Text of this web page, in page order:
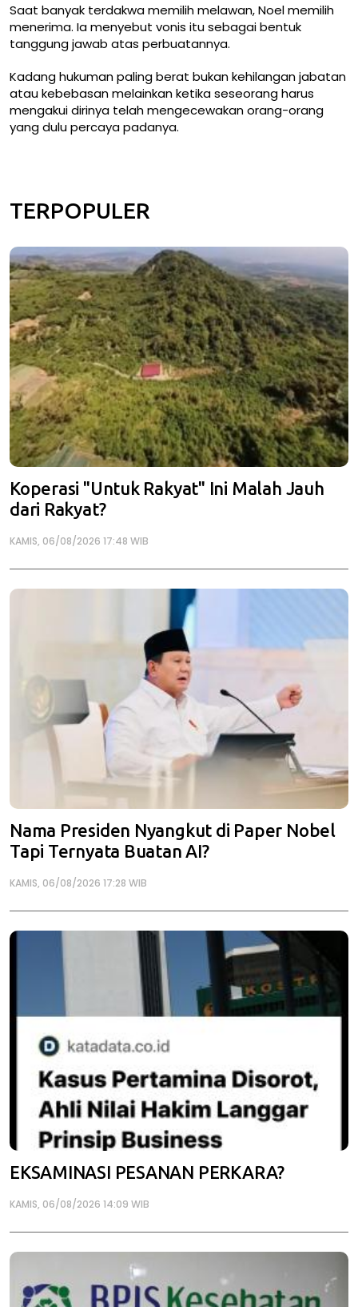
Saat banyak terdakwa memilih melawan, Noel memilih
menerima. Ia menyebut vonis itu sebagai bentuk
tanggung jawab atas perbuatannya.
Kadang hukuman paling berat bukan kehilangan jabatan
atau kebebasan melainkan ketika seseorang harus
mengakui dirinya telah mengecewakan orang-orang
yang dulu percaya padanya.
TERPOPULER
Koperasi "Untuk Rakyat" Ini Malah Jauh
dari Rakyat?
KAMIS, 06/08/2026 17:48 WIB
Nama Presiden Nyangkut di Paper Nobel
Tapi Ternyata Buatan AI?
KAMIS, 06/08/2026 17:28 WIB
EKSAMINASI PESANAN PERKARA?
KAMIS, 06/08/2026 14:09 WIB